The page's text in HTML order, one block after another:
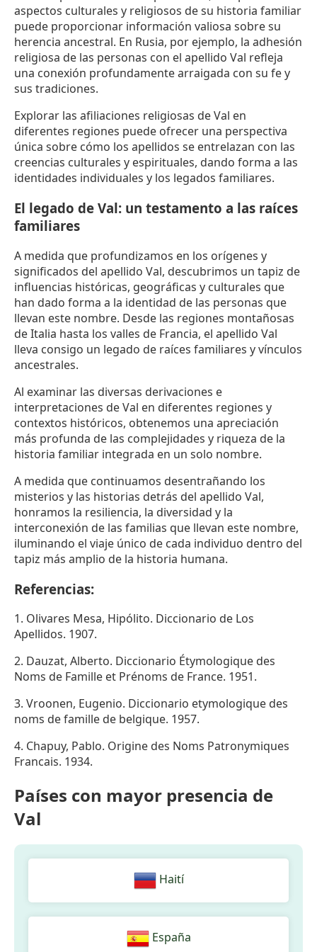
aspectos culturales y religiosos de su historia familiar
puede proporcionar información valiosa sobre su
herencia ancestral. En Rusia, por ejemplo, la adhesión
religiosa de las personas con el apellido Val refleja
una conexión profundamente arraigada con su fe y
sus tradiciones.
Explorar las afiliaciones religiosas de Val en
diferentes regiones puede ofrecer una perspectiva
única sobre cómo los apellidos se entrelazan con las
creencias culturales y espirituales, dando forma a las
identidades individuales y los legados familiares.
El legado de Val: un testamento a las raíces
familiares
A medida que profundizamos en los orígenes y
significados del apellido Val, descubrimos un tapiz de
influencias históricas, geográficas y culturales que
han dado forma a la identidad de las personas que
llevan este nombre. Desde las regiones montañosas
de Italia hasta los valles de Francia, el apellido Val
lleva consigo un legado de raíces familiares y vínculos
ancestrales.
Al examinar las diversas derivaciones e
interpretaciones de Val en diferentes regiones y
contextos históricos, obtenemos una apreciación
más profunda de las complejidades y riqueza de la
historia familiar integrada en un solo nombre.
A medida que continuamos desentrañando los
misterios y las historias detrás del apellido Val,
honramos la resiliencia, la diversidad y la
interconexión de las familias que llevan este nombre,
iluminando el viaje único de cada individuo dentro del
tapiz más amplio de la historia humana.
Referencias:
1. Olivares Mesa, Hipólito. Diccionario de Los
Apellidos. 1907.
2. Dauzat, Alberto. Diccionario Étymologique des
Noms de Famille et Prénoms de France. 1951.
3. Vroonen, Eugenio. Diccionario etymologique des
noms de famille de belgique. 1957.
4. Chapuy, Pablo. Origine des Noms Patronymiques
Francais. 1934.
Países con mayor presencia de
Val
Haití
España